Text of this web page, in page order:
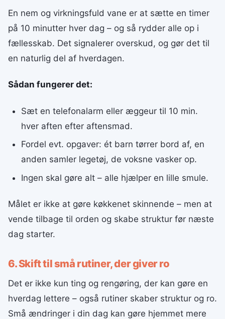
En nem og virkningsfuld vane er at sætte en timer
på 10 minutter hver dag – og så rydder alle op i
fællesskab. Det signalerer overskud, og gør det til
en naturlig del af hverdagen.
Sådan fungerer det:
Sæt en telefonalarm eller æggeur til 10 min.
hver aften efter aftensmad.
Fordel evt. opgaver: ét barn tørrer bord af, en
anden samler legetøj, de voksne vasker op.
Ingen skal gøre alt – alle hjælper en lille smule.
Målet er ikke at gøre køkkenet skinnende – men at
vende tilbage til orden og skabe struktur før næste
dag starter.
6. Skift til små rutiner, der giver ro
Det er ikke kun ting og rengøring, der kan gøre en
hverdag lettere – også rutiner skaber struktur og ro.
Små ændringer i din dag kan gøre hjemmet mere